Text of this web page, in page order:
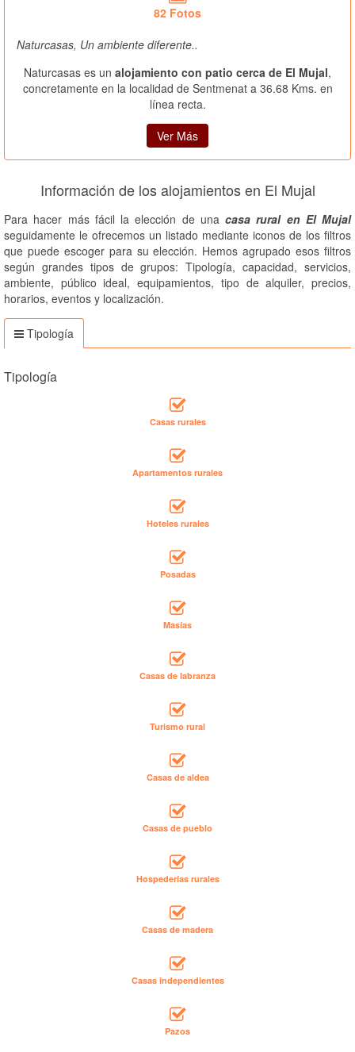
82 Fotos
Naturcasas, Un ambiente diferente..
Naturcasas es un alojamiento con patio cerca de El Mujal,
concretamente en la localidad de Sentmenat a 36.68 Kms. en
línea recta.
Ver Más
Información de los alojamientos en El Mujal
Para hacer más fácil la elección de una casa rural en El Mujal
seguidamente le ofrecemos un listado mediante iconos de los filtros
que puede escoger para su elección. Hemos agrupado esos filtros
según grandes tipos de grupos: Tipología, capacidad, servicios,
ambiente, público ideal, equipamientos, tipo de alquiler, precios,
horarios, eventos y localización.
Tipología
Tipología
Casas rurales
Apartamentos rurales
Hoteles rurales
Posadas
Masías
Casas de labranza
Turismo rural
Casas de aldea
Casas de pueblo
Hospederías rurales
Casas de madera
Casas independientes
Pazos